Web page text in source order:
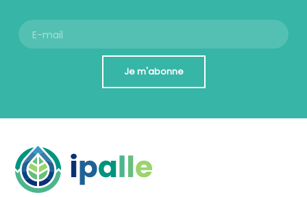
Je m'abonne